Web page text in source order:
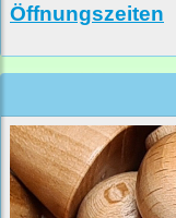
Öffnungszeiten